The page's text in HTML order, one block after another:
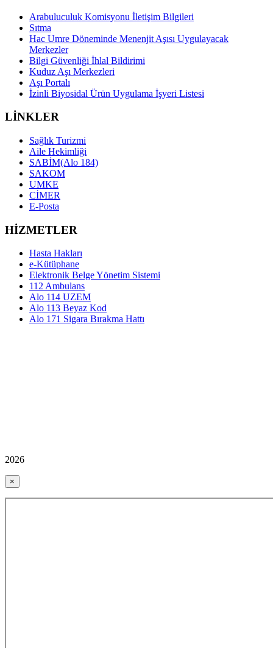
Arabuluculuk Komisyonu İletişim Bilgileri
Sıtma
Hac Umre Döneminde Menenjit Aşısı Uygulayacak
Merkezler
Bilgi Güvenliği İhlal Bildirimi
Kuduz Aşı Merkezleri
Aşı Portalı
İzinli Biyosidal Ürün Uygulama İşyeri Listesi
LİNKLER
Sağlık Turizmi
Aile Hekimliği
SABİM(Alo 184)
SAKOM
UMKE
CİMER
E-Posta
HİZMETLER
Hasta Hakları
e-Kütüphane
Elektronik Belge Yönetim Sistemi
112 Ambulans
Alo 114 UZEM
Alo 113 Beyaz Kod
Alo 171 Sigara Bırakma Hattı
2026
×